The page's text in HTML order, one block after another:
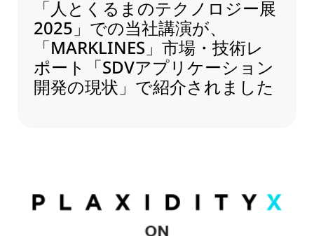
「人とくるまのテクノロジー展
2025」での当社講演が、
「MARKLINES」市場・技術レ
ポート「SDVアプリケーション
開発の現状」で紹介されました